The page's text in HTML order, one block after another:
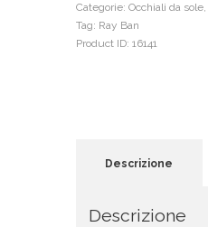
Categorie: Occhiali da sole,
Tag: Ray Ban
Product ID: 16141
Descrizione
Descrizione